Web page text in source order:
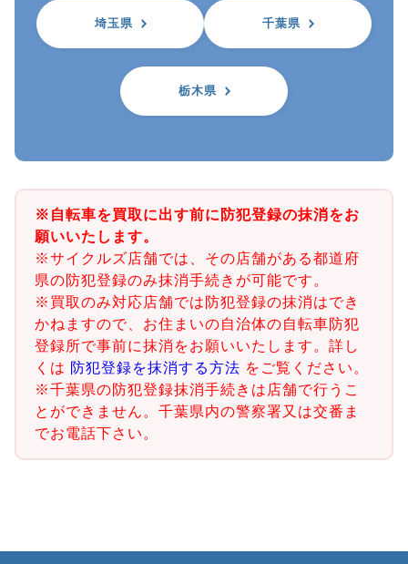
埼玉県 千葉県
栃木県
※自転車を買取に出す前に防犯登録の抹消をお
願いいたします。
※サイクルズ店舗では、その店舗がある都道府
県の防犯登録のみ抹消手続きが可能です。
※買取のみ対応店舗では防犯登録の抹消はでき
かねますので、お住まいの自治体の自転車防犯
登録所で事前に抹消をお願いいたします。詳し
くは 防犯登録を抹消する方法 をご覧ください。
※千葉県の防犯登録抹消手続きは店舗で行うこ
とができません。千葉県内の警察署又は交番ま
でお電話下さい。